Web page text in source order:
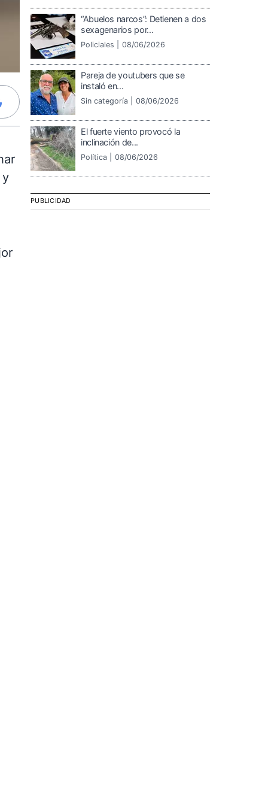
“Abuelos narcos”: Detienen a dos
sexagenarios por...
Policiales | 08/06/2026
Pareja de youtubers que se
instaló en...
Sin categoría | 08/06/2026
El fuerte viento provocó la
inclinación de...
Política | 08/06/2026
PUBLICIDAD